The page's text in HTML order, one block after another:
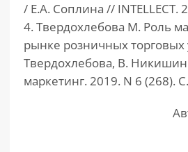
/ Е.А. Соплина // INTELLECT.
4. Твердохлебова М. Роль
рынке розничных торговых
Твердохлебова, В.
маркетинг. 2019. N 6 (268).